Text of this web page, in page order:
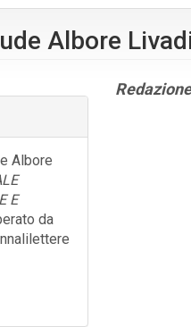
Albore
Albore
E
da
Redazione